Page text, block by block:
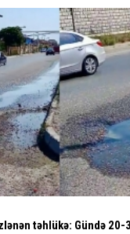
təhlükə: Gündə 20-